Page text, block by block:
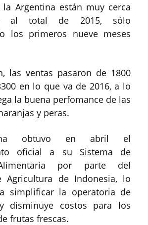
la Argentina están muy cerca
al total de 2015, sólo
los primeros nueve meses
las ventas pasaron de 1800
en lo que va de 2016, a lo
la buena perfomance de las
y peras.
obtuvo en abril el
oficial a su Sistema de
por parte del
Agricultura de Indonesia, lo
simplificar la operatoria de
disminuye costos para los
frutas frescas.